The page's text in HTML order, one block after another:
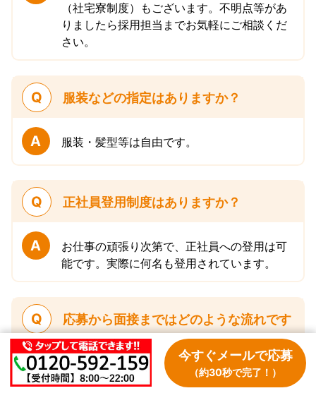
（社宅寮制度）もございます。不明点等があ
りましたら採用担当までお気軽にご相談くだ
さい。
Q 服装などの指定はありますか？
A 服装・髪型等は自由です。
Q 正社員登用制度はありますか？
A
お仕事の頑張り次第で、正社員への登用は可
能です。実際に何名も登用されています。
Q
応募から面接まではどのような流れです
か？
A
まずはメールフォーム又はお電話にて気軽に
今すぐメールで応募
（約30秒で完了！）